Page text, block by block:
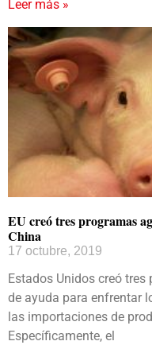
Leer más »
EU creó tres programas
China
17 octubre, 2019
Estados Unidos creó
de ayuda para enfrentar
las importaciones de
Específicamente, el